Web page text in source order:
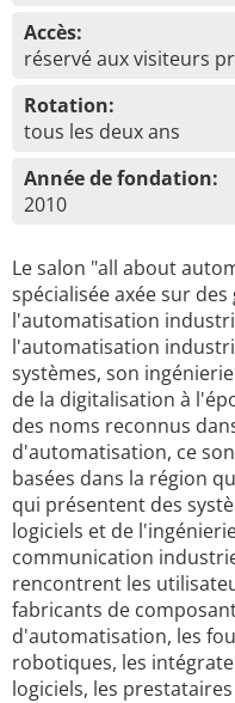
Accès:
réservé aux visiteurs
Rotation:
tous les deux ans
Année de fondation:
2010
Le salon "all about
spécialisée axée sur
l'automatisation
l'automatisation
systèmes, son
de la digitalisation à
des noms reconnus
d'automatisation, ce
basées dans la région
qui présentent des
logiciels et de
communication
rencontrent les
fabricants de
d'automatisation, les
robotiques, les
logiciels, les